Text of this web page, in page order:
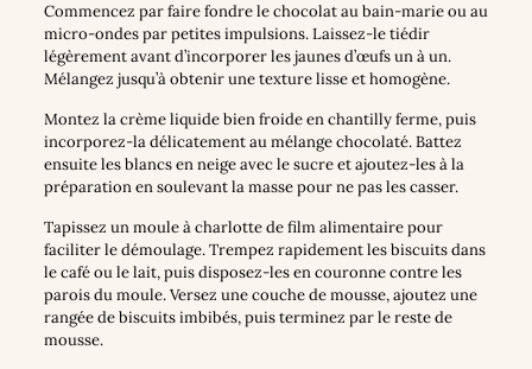
Commencez par faire fondre le chocolat au bain-marie ou au
micro-ondes par petites impulsions. Laissez-le tiédir
légèrement avant d’incorporer les jaunes d’œufs un à un.
Mélangez jusqu’à obtenir une texture lisse et homogène.
Montez la crème liquide bien froide en chantilly ferme, puis
incorporez-la délicatement au mélange chocolaté. Battez
ensuite les blancs en neige avec le sucre et ajoutez-les à la
préparation en soulevant la masse pour ne pas les casser.
Tapissez un moule à charlotte de film alimentaire pour
faciliter le démoulage. Trempez rapidement les biscuits dans
le café ou le lait, puis disposez-les en couronne contre les
parois du moule. Versez une couche de mousse, ajoutez une
rangée de biscuits imbibés, puis terminez par le reste de
mousse.